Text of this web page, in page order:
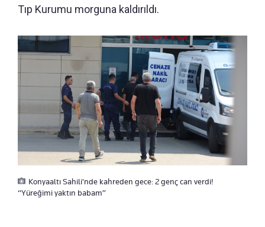
Tıp Kurumu morguna kaldırıldı.
Konyaaltı Sahili'nde kahreden gece: 2 genç can verdi!
“Yüreğimi yaktın babam”